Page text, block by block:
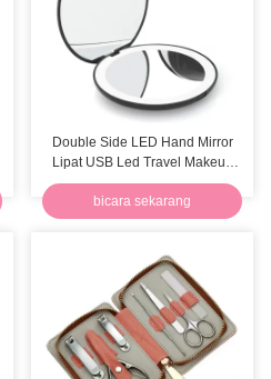
Double Side LED Hand Mirror
Lipat USB Led Travel Makeup
Mirror
bicara sekarang